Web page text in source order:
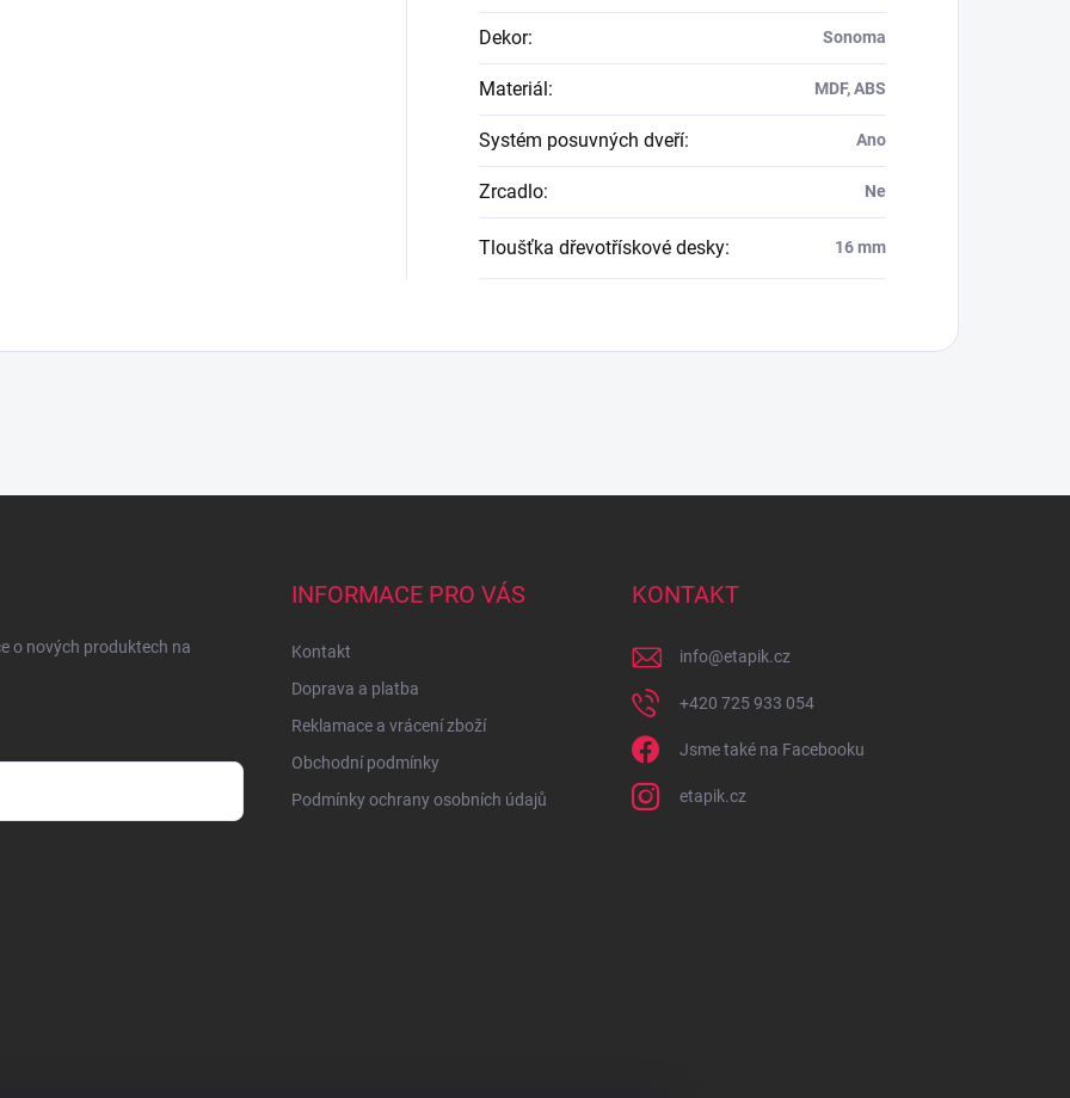
Dekor: Sonoma
Materiál : MDF, ABS
Systém posuvných dveří: Ano
Zrcadlo: Ne
Tloušťka dřevotřískové desky: 16 mm
o nových produktech na
INFORMACE PRO VÁS
Kontakt
Doprava a platba
Reklamace a vrácení zboží
Obchodní podmínky
Podmínky ochrany osobních údajů
KONTAKT
info@etapik.cz
+420 725 933 054
Jsme také na Facebooku
etapik.cz